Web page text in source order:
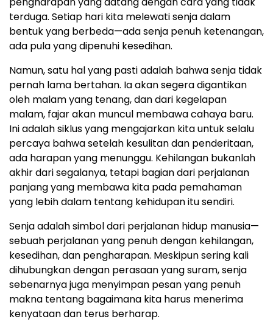
terduga. Setiap hari kita melewati senja dalam
bentuk yang berbeda—ada senja penuh ketenangan,
ada pula yang dipenuhi kesedihan.
Namun, satu hal yang pasti adalah bahwa senja tidak
pernah lama bertahan. Ia akan segera digantikan
oleh malam yang tenang, dan dari kegelapan
malam, fajar akan muncul membawa cahaya baru.
Ini adalah siklus yang mengajarkan kita untuk selalu
percaya bahwa setelah kesulitan dan penderitaan,
ada harapan yang menunggu. Kehilangan bukanlah
akhir dari segalanya, tetapi bagian dari perjalanan
panjang yang membawa kita pada pemahaman
yang lebih dalam tentang kehidupan itu sendiri.
Senja adalah simbol dari perjalanan hidup manusia—
sebuah perjalanan yang penuh dengan kehilangan,
kesedihan, dan pengharapan. Meskipun sering kali
dihubungkan dengan perasaan yang suram, senja
sebenarnya juga menyimpan pesan yang penuh
makna tentang bagaimana kita harus menerima
kenyataan dan terus berharap.